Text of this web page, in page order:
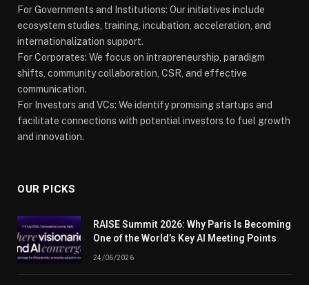
For Governments and Institutions: Our initiatives include
ecosystem studies, training, incubation, acceleration, and
internationalization support.
For Corporates: We focus on intrapreneurship, paradigm
shifts, community collaboration, CSR, and effective
communication.
For Investors and VCs: We identify promising startups and
facilitate connections with potential investors to fuel growth
and innovation.
OUR PICKS
RAISE Summit 2026: Why Paris Is Becoming
One of the World’s Key AI Meeting Points
24/06/2026